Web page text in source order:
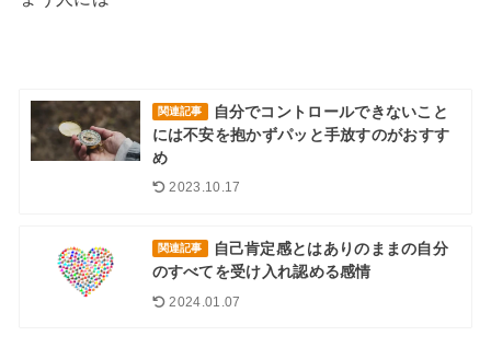
関連記事
自分でコントロールできないこと
には不安を抱かずパッと手放すのがおすす
め
2023.10.17
関連記事
自己肯定感とはありのままの自分
のすべてを受け入れ認める感情
2024.01.07